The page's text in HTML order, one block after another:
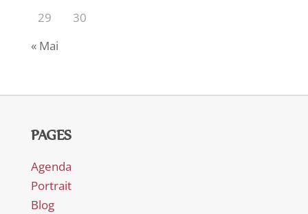
29
30
« Mai
PAGES
Agenda
Portrait
Blog